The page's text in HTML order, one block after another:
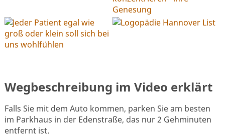
Wegbeschreibung im Video erklärt
Falls Sie mit dem Auto kommen, parken Sie am besten
im Parkhaus in der Edenstraße, das nur 2 Gehminuten
entfernt ist.